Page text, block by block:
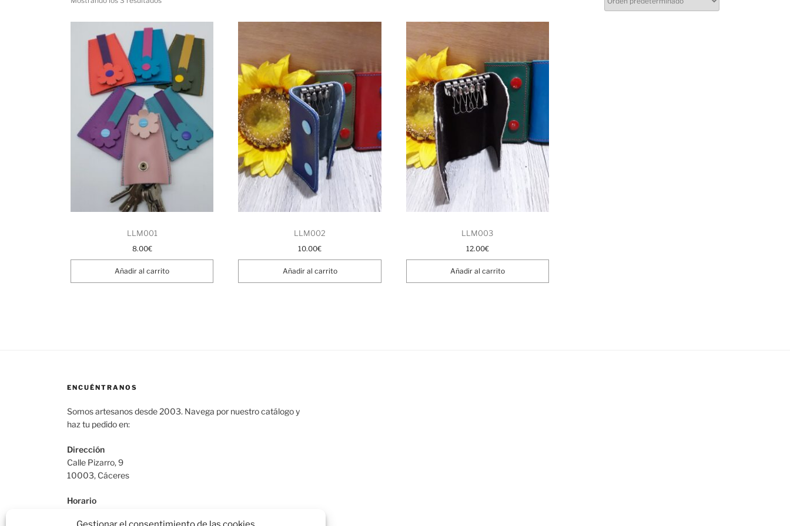
LLM001
8.00€
Añadir al carrito
LLM002
10.00€
Añadir al carrito
LLM003
12.00€
Añadir al carrito
ENCUÉNTRANOS
Somos artesanos desde 2003. Navega por nuestro catálogo y
haz tu pedido en:
Dirección
Calle Pizarro, 9
10003, Cáceres
Horario